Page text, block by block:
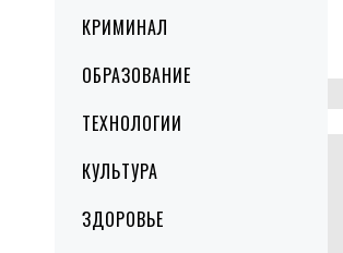
КРИМИНАЛ
ОБРАЗОВАНИЕ
ТЕХНОЛОГИИ
КУЛЬТУРА
ЗДОРОВЬЕ